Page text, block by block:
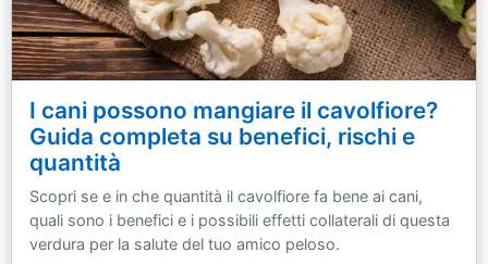
I cani possono mangiare il cavolfiore?
Guida completa su benefici, rischi e
quantità
Scopri se e in che quantità il cavolfiore fa bene ai cani,
quali sono i benefici e i possibili effetti collaterali di questa
verdura per la salute del tuo amico peloso.